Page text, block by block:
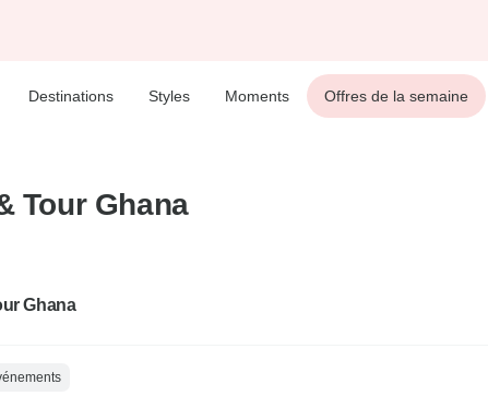
Destinations Styles Moments Offres de la semaine
Tour Ghana
Ghana